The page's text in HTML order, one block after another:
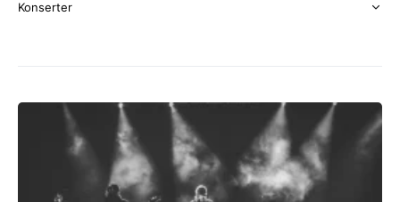
Konserter